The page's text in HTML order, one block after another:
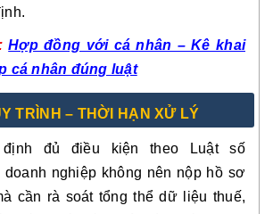
Hợp đồng với cá nhân – Kê khai
cá nhân đúng luật
TRÌNH – THỜI HẠN XỬ LÝ
đủ điều kiện theo Luật số
doanh nghiệp không nên nộp hồ sơ
cần rà soát tổng thể dữ liệu thuế,